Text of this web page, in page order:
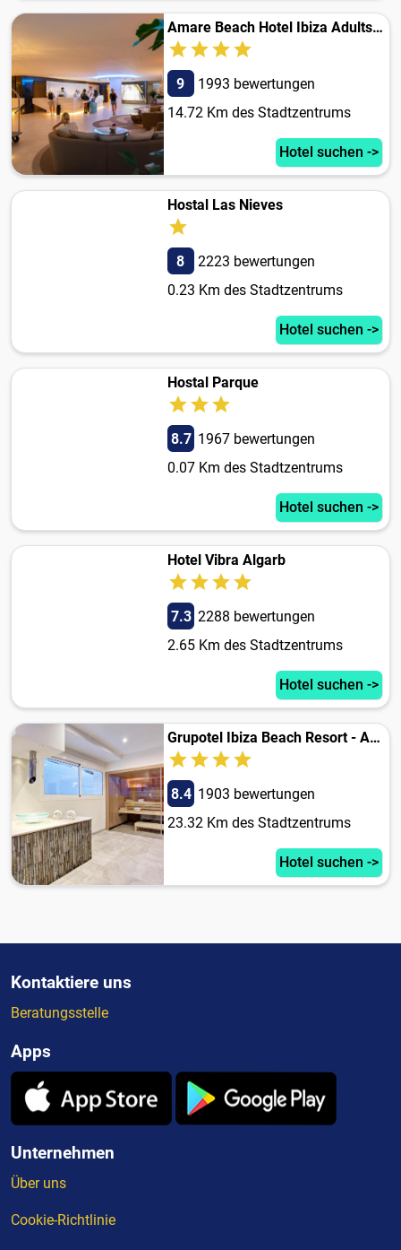
Amare Beach Hotel Ibiza Adults Only
9
1993 bewertungen
14.72 Km des Stadtzentrums
Hotel suchen ->
Hostal Las Nieves
8
2223 bewertungen
0.23 Km des Stadtzentrums
Hotel suchen ->
Hostal Parque
8.7 1967 bewertungen
0.07 Km des Stadtzentrums
Hotel suchen ->
Hotel Vibra Algarb
7.3 2288 bewertungen
2.65 Km des Stadtzentrums
Hotel suchen ->
Grupotel Ibiza Beach Resort - Adults Only
8.4 1903 bewertungen
23.32 Km des Stadtzentrums
Hotel suchen ->
Kontaktiere uns
Beratungsstelle
Apps
Unternehmen
Über uns
Cookie-Richtlinie